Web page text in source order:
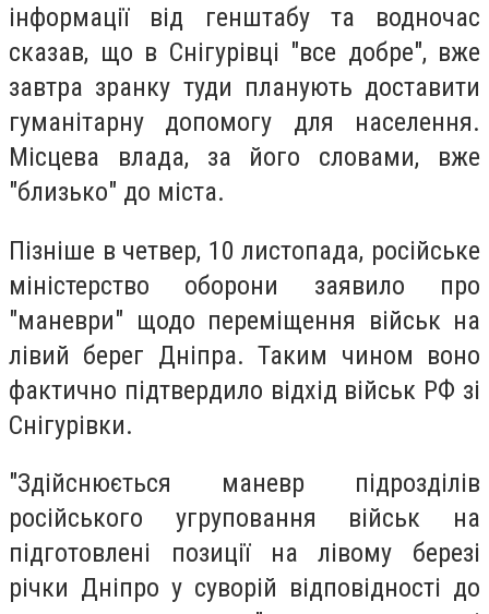
інформації від генштабу та водночас
сказав, що в Снігурівці "все добре", вже
завтра зранку туди планують доставити
гуманітарну допомогу для населення.
Місцева влада, за його словами, вже
"близько" до міста.
Пізніше в четвер, 10 листопада, російське
міністерство оборони заявило про
"маневри" щодо переміщення військ на
лівий берег Дніпра. Таким чином воно
фактично підтвердило відхід військ РФ зі
Снігурівки.
"Здійснюється маневр підрозділів
російського угруповання військ на
підготовлені позиції на лівому березі
річки Дніпро у суворій відповідності до